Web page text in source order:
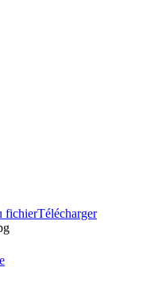
fichierTélécharger